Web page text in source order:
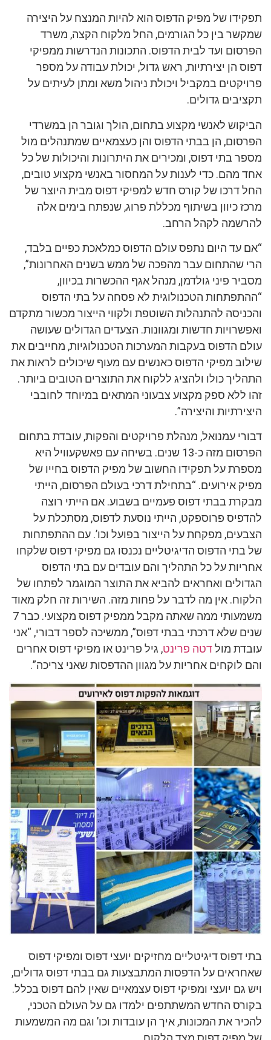
תפקידו של מפיק הדפוס הוא להיות המנצח על היצירה
שמקשר בין כל הגורמים, החל מלקוח הקצה, משרד
הפרסום ועד לבית הדפוס. התכונות הנדרשות ממפיקי
דפוס הן יצירתיות, ראש גדול, יכולת עבודה על מספר
פרויקטים במקביל ויכולת ניהול משא ומתן לעיתים על
תקציבים גדולים.
הביקוש לאנשי מקצוע בתחום, הולך וגובר הן במשרדי
הפרסום, הן בבתי הדפוס והן כעצמאיים שמתנהלים מול
מספר בתי דפוס, ומכירים את היתרונות והיכולות של כל
אחד מהם. כדי לענות על המחסור באנשי מקצוע טובים,
החל דרכו של קורס חדש למפיקי דפוס מבית היוצר של
מרכז כיוון בשיתוף מכללת פרוג, שנפתח בימים אלה
להרשמה לקהל הרחב.
“אם עד היום נתפס עולם הדפוס כמלאכת כפיים בלבד,
הרי שהתחום עבר מהפכה של ממש בשנים האחרונות”,
מסביר פיני גולדמן, מנהל אגף ההכשרות בכיוון,
“ההתפתחות הטכנולוגית לא פסחה על בתי הדפוס
והכניסה להתנהלות השוטפת ולקווי הייצור מכשור מתקדם
ואפשרויות חדשות ומגוונות. הצעדים הגדולים שעושה
עולם הדפוס בעקבות המערכות הטכנולוגיות, מחייבים את
שילוב מפיקי הדפוס כאנשים עם מעוף שיכולים לראות את
התהליך כולו ולהציג ללקוח את התוצרים הטובים ביותר.
זהו ללא ספק מקצוע צבעוני המתאים במיוחד לחובבי
היצירתיות והיצירה”.
דבורי עמנואל, מנהלת פרויקטים והפקות, עובדת בתחום
הפרסום מזה כ-13 שנים. בשיחה עם פאשקעוויל היא
מספרת על תפקידו החשוב של מפיק הדפוס בחייו של
מפיק אירועים. “בתחילת דרכי בעולם הפרסום, הייתי
מבקרת בבתי דפוס פעמיים בשבוע. אם הייתי רוצה
להדפיס פרוספקט, הייתי נוסעת לדפוס, מסתכלת על
הצבעים, מפקחת על הייצור בפועל וכו’. עם ההתפתחות
של בתי הדפוס הדיגיטליים נכנסו גם מפיקי דפוס שלקחו
אחריות על כל התהליך והם עובדים עם בתי הדפוס
הגדולים ואחראים להביא את התוצר המוגמר לפתחו של
הלקוח. אין מה לדבר על פחות מזה. השירות זה חלק מאוד
משמעותי ממה שאתה מקבל ממפיק דפוס מקצועי. כבר 7
שנים שלא דרכתי בבתי דפוס”, ממשיכה לספר דבורי, “אני
עובדת מולדטה פרינט, גיל פרינט או מפיקי דפוס אחרים
והם לוקחים אחריות על מגוון ההדפסות שאני צריכה”.
בתי דפוס דיגיטליים מחזיקים יועצי דפוס ומפיקי דפוס
שאחראים על הדפסות המתבצעות גם בבתי דפוס גדולים,
ויש גם יועצי ומפיקי דפוס עצמאיים שאין להם דפוס בכלל.
בקורס החדש המשתתפים ילמדו גם על העולם הטכני,
להכיר את המכונות, איך הן עובדות וכו’ וגם מה המשמעות